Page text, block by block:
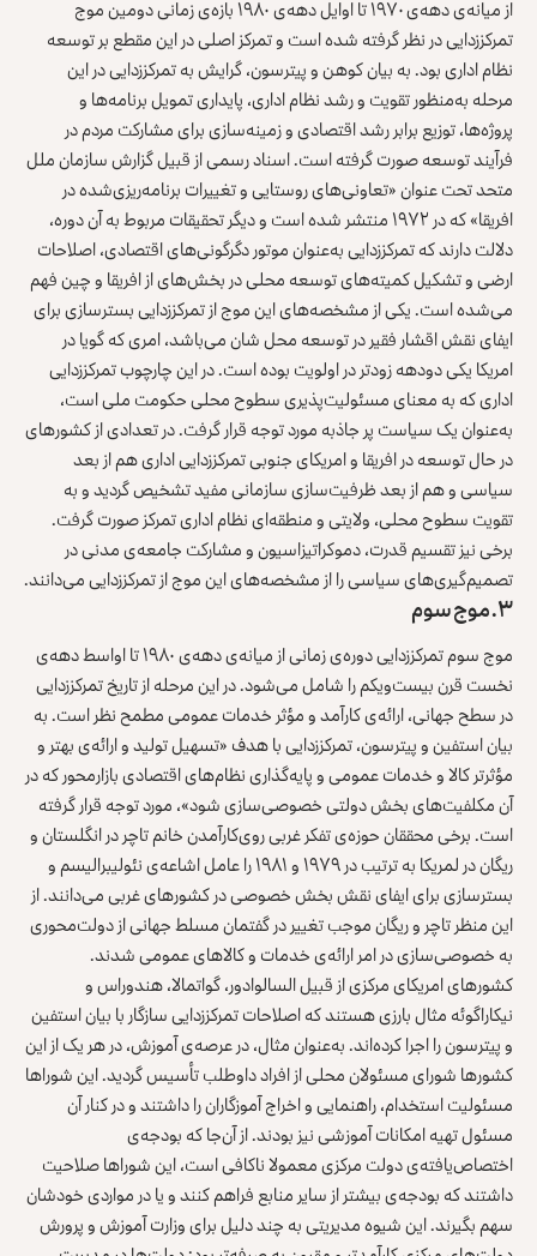
از میانه‌ی دهه‌ی ۱۹۷۰ تا اوایل دهه‌ی ۱۹۸۰ بازه‌ی زمانی دومین موج
تمرکززدایی در نظر گرفته شده است و تمرکز اصلی در این مقطع بر توسعه
نظام اداری بود. به بیان کوهن و پیترسون، گرایش به تمرکززدایی در این
مرحله به‌منظور تقویت و رشد نظام اداری، پایداری تمویل برنامه‌ها و
پروژه‌ها، توزیع برابر رشد اقتصادی و زمینه‌سازی برای مشارکت مردم در
فرآیند توسعه صورت گرفته است. اسناد رسمی از قبیل گزارش سازمان ملل
متحد تحت عنوان «تعاونی‌های روستایی و تغییرات برنامه‌ریزی‌شده در
افریقا» که در ۱۹۷۲ منتشر شده است و دیگر تحقیقات مربوط به آن دوره،
دلالت دارند که تمرکززدایی به‌عنوان موتور دگرگونی‌های اقتصادی، اصلاحات
ارضی و تشکیل کمیته‌های توسعه محلی در بخش‌های از افریقا و چین فهم
می‌شده است. یکی از مشخصه‌های این موج از تمرکززدایی بسترسازی برای
ایفای نقش اقشار فقیر در توسعه محل شان می‌باشد، امری که گویا در
امریکا یکی دودهه زودتر در اولویت بوده است. در این چارچوب تمرکززدایی
اداری که به معنای مسئولیت‌پذیری سطوح محلی حکومت ملی است،
به‌عنوان یک سیاست پر جاذبه مورد توجه قرار گرفت. در تعدادی از کشورهای
در حال توسعه در افریقا و امریکای جنوبی تمرکززدایی اداری هم از بعد
سیاسی و هم از بعد ظرفیت‌سازی سازمانی مفید تشخیص گردید و به
تقویت سطوح محلی، ولایتی و منطقه‌ای نظام اداری تمرکز صورت گرفت.
برخی نیز تقسیم قدرت، دموکراتیزاسیون و مشارکت جامعه‌ی مدنی در
تصمیم‌گیری‌های سیاسی را از مشخصه‌های این موج از تمرکززدایی می‌دانند.
۳. موج سوم
موج سوم تمرکززدایی دوره‌ی زمانی از میانه‌ی دهه‌ی ۱۹۸۰ تا اواسط دهه‌ی
نخست قرن بیست‌ویکم را شامل می‌شود. در این مرحله از تاریخ تمرکززدایی
در سطح جهانی، ارائه‌ی کارآمد و مؤثر خدمات عمومی مطمح نظر است. به
بیان استفین و پیترسون، تمرکززدایی با هدف «تسهیل تولید و ارائه‌ی بهتر و
مؤثرتر کالا و خدمات عمومی و پایه‌گذاری نظام‌های اقتصادی بازارمحور که در
آن مکلفیت‌های بخش دولتی خصوصی‌سازی شود»، مورد توجه قرار گرفته
است. برخی محققان حوزه‌ی تفکر غربی روی‌کارآمدن خانم تاچر در انگلستان و
ریگان در لمریکا به ترتیب در ۱۹۷۹ و ۱۹۸۱ را عامل اشاعه‌ی نئولیبرالیسم و
بسترسازی برای ایفای نقش بخش خصوصی در کشورهای غربی می‌دانند. از
این منظر تاچر و ریگان موجب تغییر در گفتمان مسلط جهانی از دولت‌محوری
به خصوصی‌سازی در امر ارائه‌ی خدمات و کالاهای عمومی شدند.
کشورهای امریکای مرکزی از قبیل السالوادور، گواتمالا، هندوراس و
نیکاراگوئه مثال بارزی هستند که اصلاحات تمرکززدایی سازگار با بیان استفین
و پیترسون را اجرا کرده‌اند. به‌عنوان مثال، در عرصه‌ی آموزش، در هر یک از این
کشورها شورای مسئولان محلی از افراد داوطلب تأسیس گردید. این شوراها
مسئولیت استخدام، راهنمایی و اخراج آموزگاران را داشتند و در کنار آن
مسئول تهیه امکانات آموزشی نیز بودند. از آن‌جا که بودجه‌ی
اختصاص‌یافته‌ی دولت مرکزی معمولا ناکافی است، این شوراها صلاحیت
داشتند که بودجه‌ی بیشتر از سایر منابع فراهم کنند و یا در مواردی خودشان
سهم بگیرند. این شیوه مدیریتی به چند دلیل برای وزارت آموزش و پرورش